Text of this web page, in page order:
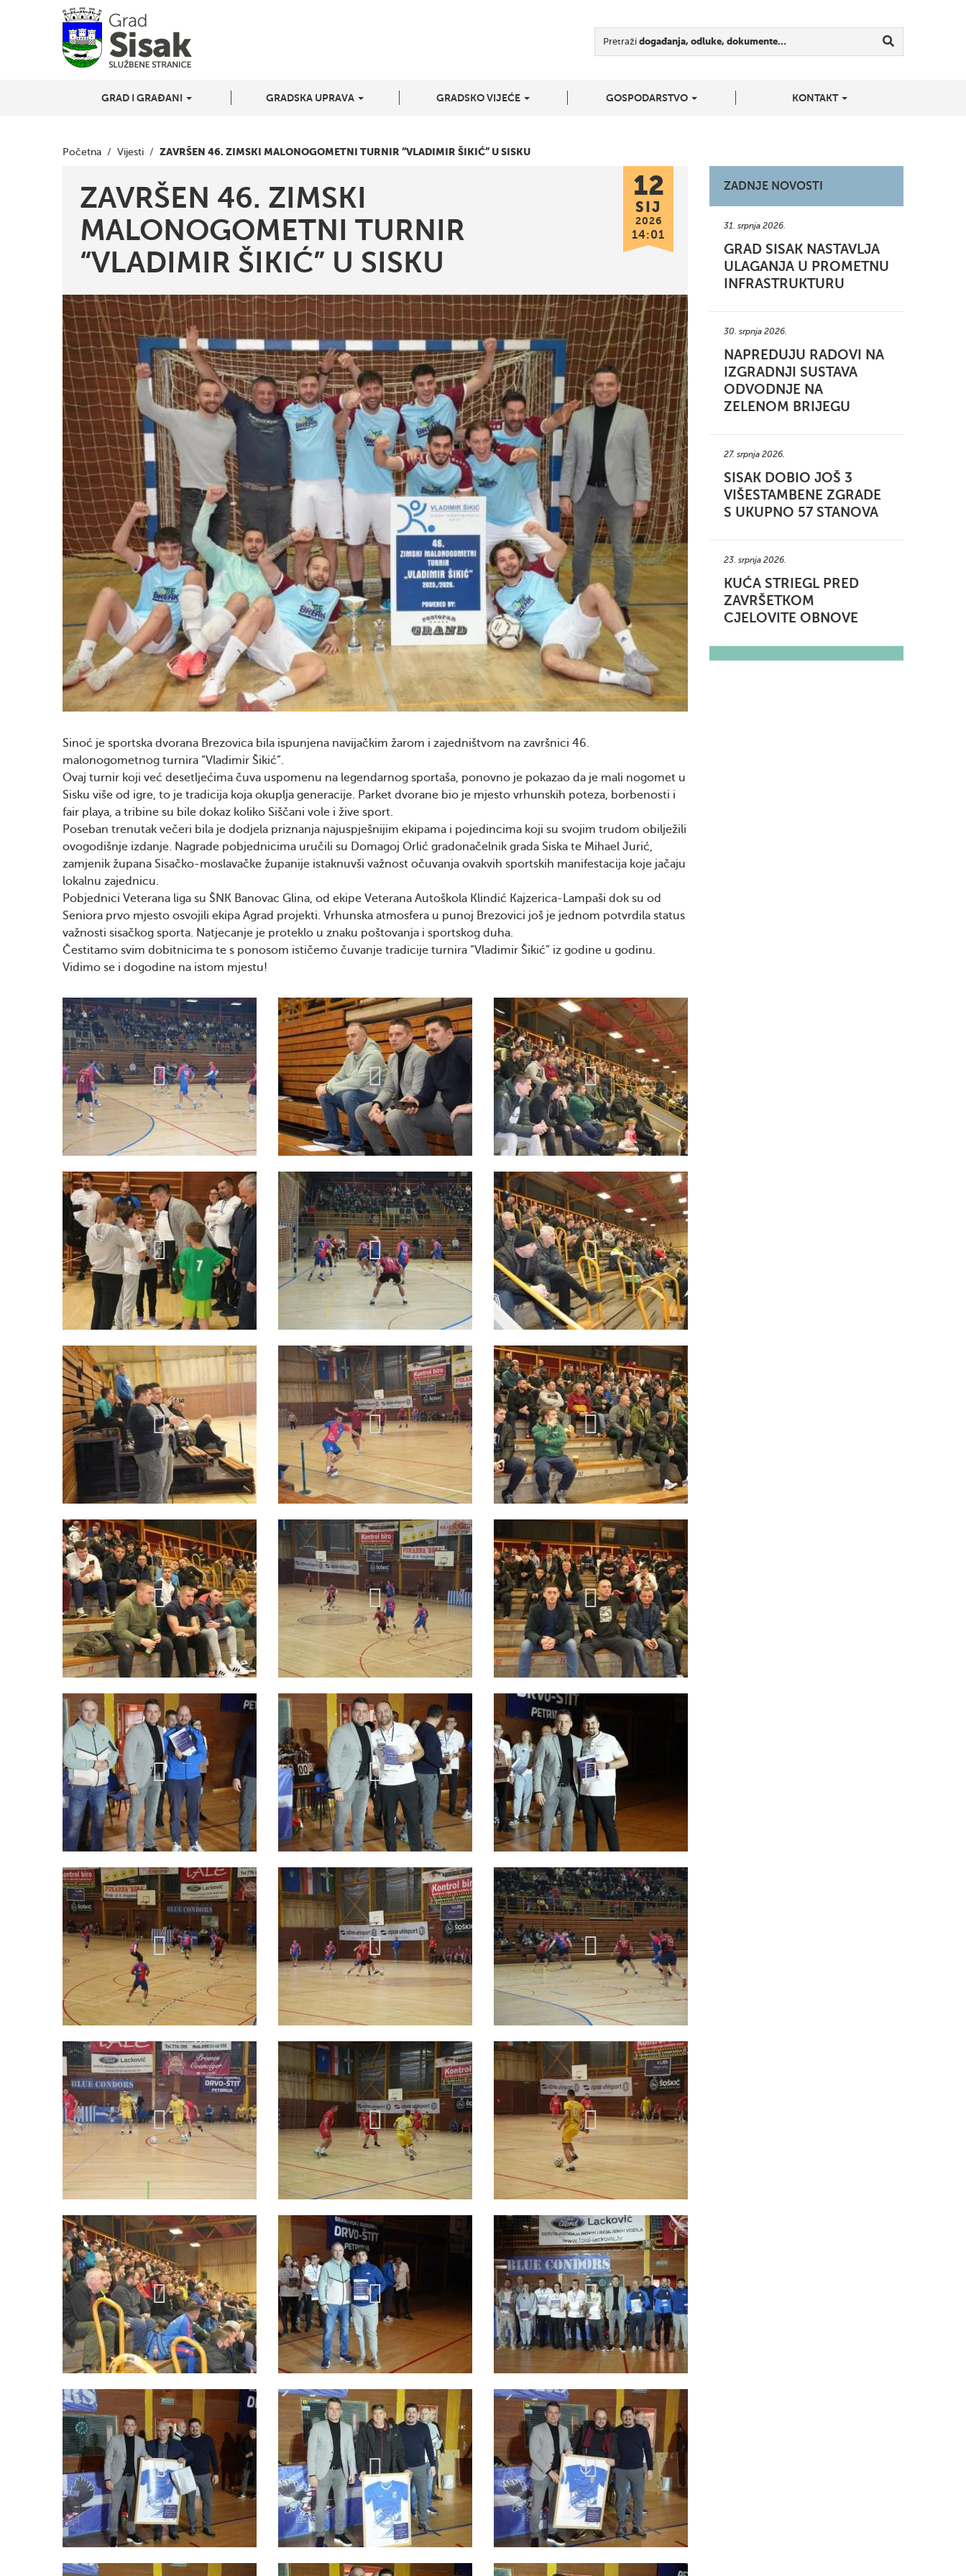
Pretraži događanja, odluke, dokumente…
GRAD I GRAĐANI GRADSKA UPRAVA GRADSKO VIJEĆE GOSPODARSTVO KONTAKT
Početna / Vijesti / ZAVRŠEN 46. ZIMSKI MALONOGOMETNI TURNIR “VLADIMIR ŠIKIĆ” U SISKU
ZAVRŠEN 46. ZIMSKI
MALONOGOMETNI TURNIR
“VLADIMIR ŠIKIĆ” U SISKU
12
SIJ
2026
14:01
Sinoć je sportska dvorana Brezovica bila ispunjena navijačkim žarom i zajedništvom na završnici 46.
malonogometnog turnira “Vladimir Šikić”.
Ovaj turnir koji već desetljećima čuva uspomenu na legendarnog sportaša, ponovno je pokazao da je mali nogomet u
Sisku više od igre, to je tradicija koja okuplja generacije. Parket dvorane bio je mjesto vrhunskih poteza, borbenosti i
fair playa, a tribine su bile dokaz koliko Siščani vole i žive sport.
Poseban trenutak večeri bila je dodjela priznanja najuspješnijim ekipama i pojedincima koji su svojim trudom obilježili
ovogodišnje izdanje. Nagrade pobjednicima uručili su Domagoj Orlić gradonačelnik grada Siska te Mihael Jurić,
zamjenik župana Sisačko-moslavačke županije istaknuvši važnost očuvanja ovakvih sportskih manifestacija koje jačaju
lokalnu zajednicu.
Pobjednici Veterana liga su ŠNK Banovac Glina, od ekipe Veterana Autoškola Klindić Kajzerica-Lampaši dok su od
Seniora prvo mjesto osvojili ekipa Agrad projekti. Vrhunska atmosfera u punoj Brezovici još je jednom potvrdila status
važnosti sisačkog sporta. Natjecanje je proteklo u znaku poštovanja i sportskog duha.
Čestitamo svim dobitnicima te s ponosom ističemo čuvanje tradicije turnira “Vladimir Šikić” iz godine u godinu.
Vidimo se i dogodine na istom mjestu!
ZADNJE NOVOSTI
31. srpnja 2026.
GRAD SISAK NASTAVLJA
ULAGANJA U PROMETNU
INFRASTRUKTURU
30. srpnja 2026.
NAPREDUJU RADOVI NA
IZGRADNJI SUSTAVA
ODVODNJE NA
ZELENOM BRIJEGU
27. srpnja 2026.
SISAK DOBIO JOŠ 3
VIŠESTAMBENE ZGRADE
S UKUPNO 57 STANOVA
23. srpnja 2026.
KUĆA STRIEGL PRED
ZAVRŠETKOM
CJELOVITE OBNOVE